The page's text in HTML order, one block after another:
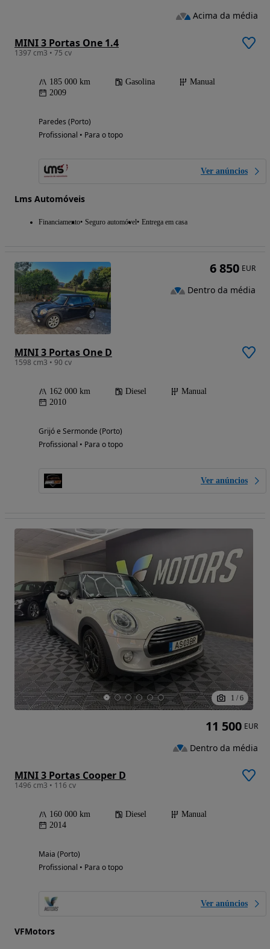
MINI 3 Portas One 1.4
1397 cm3 • 75 cv
185 000 km Gasolina
Manual
2009
Paredes (Porto)
Profissional • Para o topo
Ver anúncios
Lms Automóveis
Financiamento Seguro automóvel Entrega em casa
Acima da média
MINI 3 Portas One D
1598 cm3 • 90 cv
162 000 km Diesel
Manual
2010
Grijó e Sermonde (Porto)
Profissional • Para o topo
Ver anúncios
6 850 EUR
Dentro da média
1 / 6
MINI 3 Portas Cooper D
1496 cm3 • 116 cv
160 000 km Diesel
Manual
2014
Maia (Porto)
Profissional • Para o topo
Ver anúncios
VFMotors
11 500 EUR
Dentro da média